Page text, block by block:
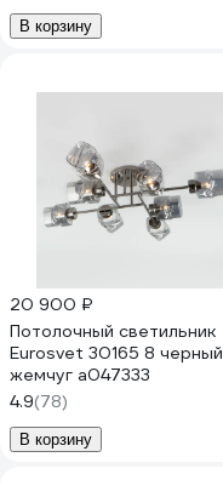
В корзину
20 900 ₽
Потолочный светильник
Eurosvet 30165 8 черный
жемчуг a047333
4.9(78)
В корзину